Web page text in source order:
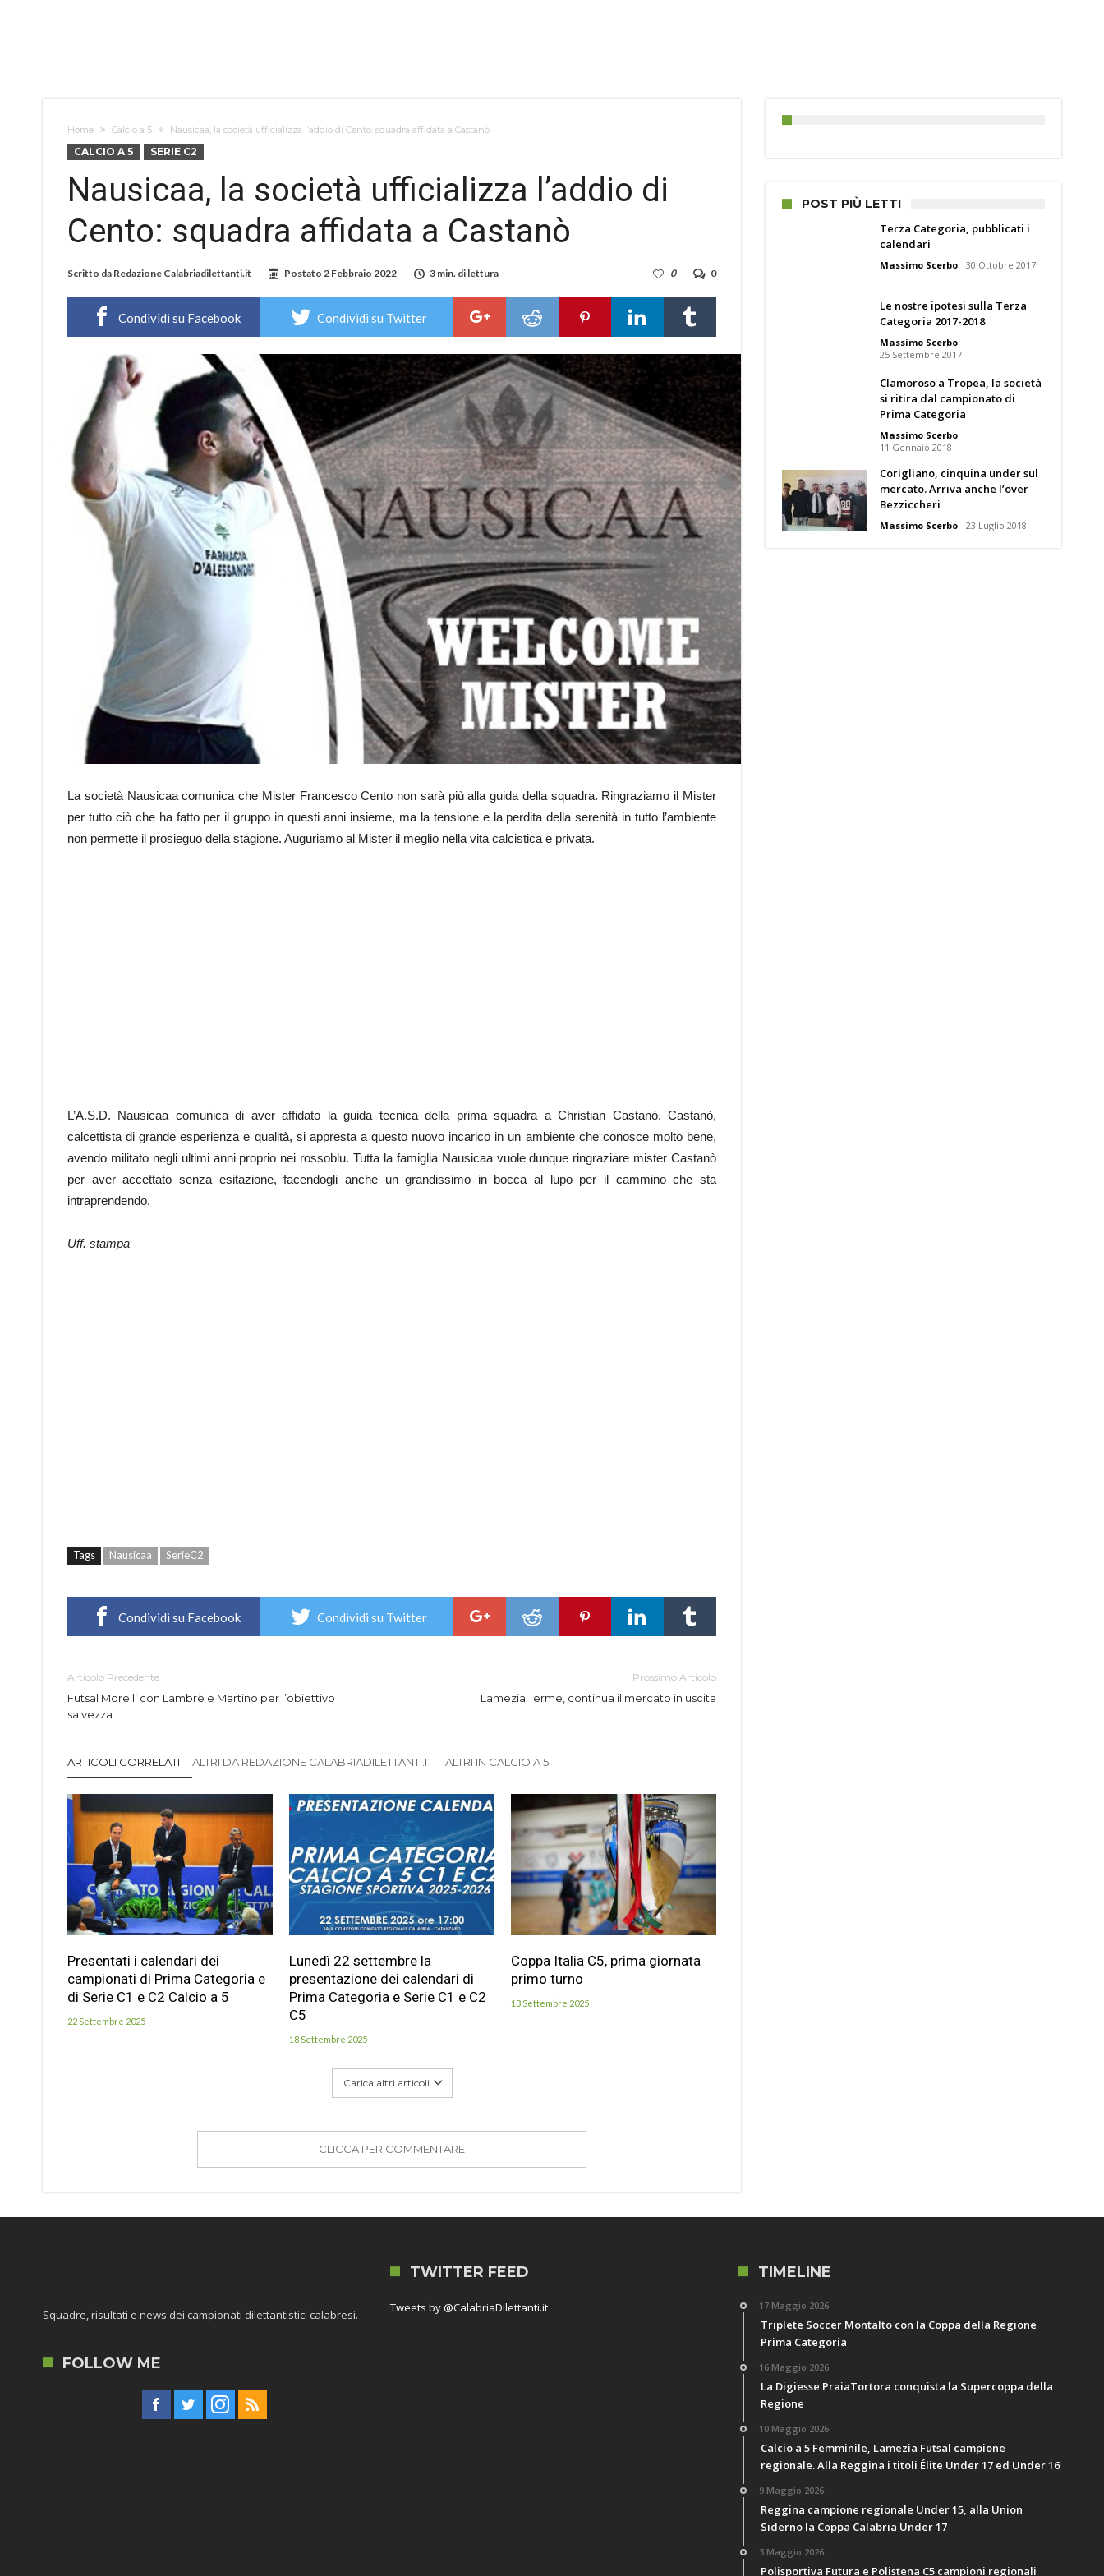
Home Calcio a 5 Nausicaa, la società ufficializza l’addio di Cento: squadra affidata a Castanò
CALCIO A 5 SERIE C2
Nausicaa, la società ufficializza l’addio di
Cento: squadra affidata a Castanò
Scritto da Redazione Calabriadilettanti.it Postato 2 Febbraio 2022 3 min. di lettura 0
0
Condividi su Facebook Condividi su Twitter
La società Nausicaa comunica che Mister Francesco Cento non sarà più alla guida della squadra. Ringraziamo il Mister
per tutto ciò che ha fatto per il gruppo in questi anni insieme, ma la tensione e la perdita della serenità in tutto l’ambiente
non permette il prosieguo della stagione. Auguriamo al Mister il meglio nella vita calcistica e privata.
L’A.S.D. Nausicaa comunica di aver affidato la guida tecnica della prima squadra a Christian Castanò. Castanò,
calcettista di grande esperienza e qualità, si appresta a questo nuovo incarico in un ambiente che conosce molto bene,
avendo militato negli ultimi anni proprio nei rossoblu. Tutta la famiglia Nausicaa vuole dunque ringraziare mister Castanò
per aver accettato senza esitazione, facendogli anche un grandissimo in bocca al lupo per il cammino che sta
intraprendendo.
Uff. stampa
Tags Nausicaa SerieC2
Condividi su Facebook Condividi su Twitter
Articolo Precedente
Futsal Morelli con Lambrè e Martino per l’obiettivo
salvezza
Prossimo Articolo
Lamezia Terme, continua il mercato in uscita
ARTICOLI CORRELATI ALTRI DA REDAZIONE CALABRIADILETTANTI.IT ALTRI IN CALCIO A 5
Presentati i calendari dei
campionati di Prima Categoria e
di Serie C1 e C2 Calcio a 5
22 Settembre 2025
Lunedì 22 settembre la
presentazione dei calendari di
Prima Categoria e Serie C1 e C2
C5
18 Settembre 2025
Coppa Italia C5, prima giornata
primo turno
13 Settembre 2025
Carica altri articoli
CLICCA PER COMMENTARE
POST PIÙ LETTI
Terza Categoria, pubblicati i
calendari
Massimo Scerbo 30 Ottobre 2017
Le nostre ipotesi sulla Terza
Categoria 2017-2018
Massimo Scerbo
25 Settembre 2017
Clamoroso a Tropea, la società
si ritira dal campionato di
Prima Categoria
Massimo Scerbo
11 Gennaio 2018
Corigliano, cinquina under sul
mercato. Arriva anche l’over
Bezziccheri
Massimo Scerbo 23 Luglio 2018
Squadre, risultati e news dei campionati dilettantistici calabresi.
FOLLOW ME
TWITTER FEED
Tweets by @CalabriaDilettanti.it
TIMELINE
17 Maggio 2026
Triplete Soccer Montalto con la Coppa della Regione
Prima Categoria
16 Maggio 2026
La Digiesse PraiaTortora conquista la Supercoppa della
Regione
10 Maggio 2026
Calcio a 5 Femminile, Lamezia Futsal campione
regionale. Alla Reggina i titoli Élite Under 17 ed Under 16
9 Maggio 2026
Reggina campione regionale Under 15, alla Union
Siderno la Coppa Calabria Under 17
3 Maggio 2026
Polisportiva Futura e Polistena C5 campioni regionali